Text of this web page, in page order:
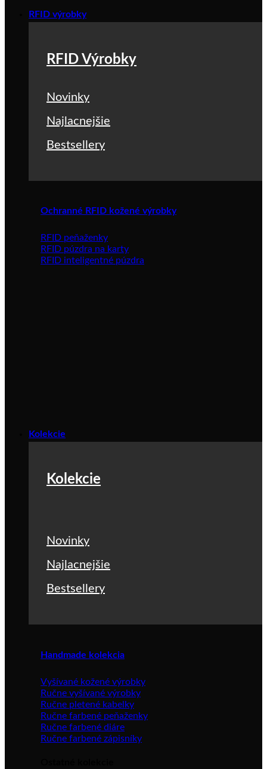
RFID výrobky
RFID Výrobky
Novinky
Najlacnejšie
Bestsellery
Ochranné RFID kožené výrobky
RFID peňaženky
RFID púzdra na karty
RFID inteligentné púzdra
Kolekcie
Kolekcie
Novinky
Najlacnejšie
Bestsellery
Handmade kolekcia
Vyšívané kožené výrobky
Ručne vyšívané výrobky
Ručne pletené kabelky
Ručne farbené peňaženky
Ručne farbené diáre
Ručne farbené zápisníky